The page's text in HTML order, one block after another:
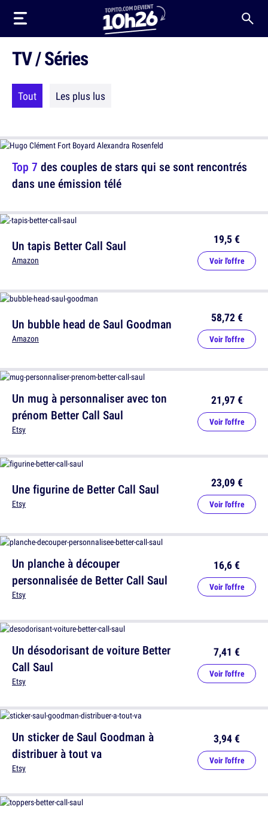
TV / Séries
Tout Les plus lus
Top 7 des couples de stars qui se sont rencontrés
dans une émission télé
Un mug à personnaliser avec ton
prénom Better Call Saul
Etsy
21,97 €
Voir l'offre
Un planche à découper
personnalisée de Better Call Saul
Etsy
16,6 €
Voir l'offre
Un sticker de Saul Goodman à
distribuer à tout va
Etsy
3,94 €
Voir l'offre
Un tapis Better Call Saul
Amazon
19,5 €
Voir l'offre
Un bubble head de Saul Goodman
Amazon
58,72 €
Voir l'offre
Une figurine de Better Call Saul
Etsy
23,09 €
Voir l'offre
Un désodorisant de voiture Better
Call Saul
Etsy
7,41 €
Voir l'offre